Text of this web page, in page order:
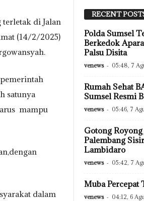
di Jalan
(14/2/2025)
satunya
mampu
dalam
RECENT
Polda Sumsel
Berkedok
Palsu Disita
venews - 05:48, 7
Rumah Sehat
Sumsel Resmi
venews - 05:46, 7
Gotong
Palembang
Lambidaro
venews - 05:42, 7
Muba Percepat
venews - 04:12, 6